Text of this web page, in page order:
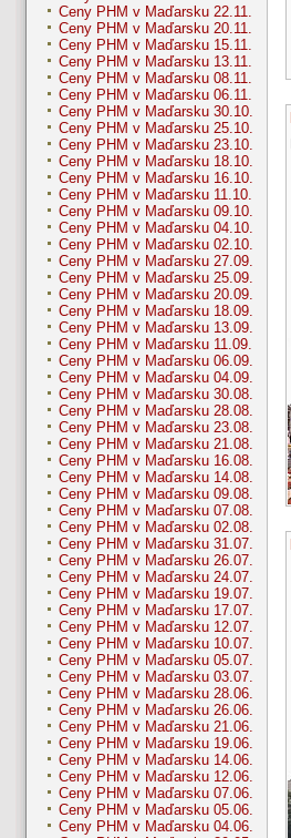
Ceny PHM v Maďarsku 22.11.
Ceny PHM v Maďarsku 20.11.
Ceny PHM v Maďarsku 15.11.
Ceny PHM v Maďarsku 13.11.
Ceny PHM v Maďarsku 08.11.
Ceny PHM v Maďarsku 06.11.
Ceny PHM v Maďarsku 30.10.
Ceny PHM v Maďarsku 25.10.
Ceny PHM v Maďarsku 23.10.
Ceny PHM v Maďarsku 18.10.
Ceny PHM v Maďarsku 16.10.
Ceny PHM v Maďarsku 11.10.
Ceny PHM v Maďarsku 09.10.
Ceny PHM v Maďarsku 04.10.
Ceny PHM v Maďarsku 02.10.
Ceny PHM v Maďarsku 27.09.
Ceny PHM v Maďarsku 25.09.
Ceny PHM v Maďarsku 20.09.
Ceny PHM v Maďarsku 18.09.
Ceny PHM v Maďarsku 13.09.
Ceny PHM v Maďarsku 11.09.
Ceny PHM v Maďarsku 06.09.
Ceny PHM v Maďarsku 04.09.
Ceny PHM v Maďarsku 30.08.
Ceny PHM v Maďarsku 28.08.
Ceny PHM v Maďarsku 23.08.
Ceny PHM v Maďarsku 21.08.
Ceny PHM v Maďarsku 16.08.
Ceny PHM v Maďarsku 14.08.
Ceny PHM v Maďarsku 09.08.
Ceny PHM v Maďarsku 07.08.
Ceny PHM v Maďarsku 02.08.
Ceny PHM v Maďarsku 31.07.
Ceny PHM v Maďarsku 26.07.
Ceny PHM v Maďarsku 24.07.
Ceny PHM v Maďarsku 19.07.
Ceny PHM v Maďarsku 17.07.
Ceny PHM v Maďarsku 12.07.
Ceny PHM v Maďarsku 10.07.
Ceny PHM v Maďarsku 05.07.
Ceny PHM v Maďarsku 03.07.
Ceny PHM v Maďarsku 28.06.
Ceny PHM v Maďarsku 26.06.
Ceny PHM v Maďarsku 21.06.
Ceny PHM v Maďarsku 19.06.
Ceny PHM v Maďarsku 14.06.
Ceny PHM v Maďarsku 12.06.
Ceny PHM v Maďarsku 07.06.
Ceny PHM v Maďarsku 05.06.
Ceny PHM v Maďarsku 04.06.